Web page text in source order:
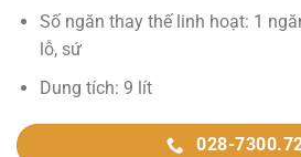
Số ngăn thay thế linh hoạt: 1
lỗ, sứ
Dung tích: 9 lít
028-